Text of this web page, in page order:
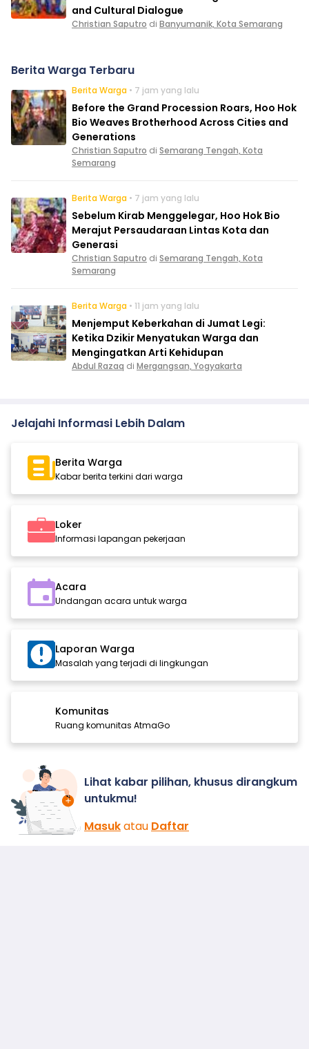
and Cultural Dialogue
Christian Saputro di Banyumanik, Kota Semarang
Berita Warga Terbaru
Berita Warga • 7 jam yang lalu
Before the Grand Procession Roars, Hoo Hok
Bio Weaves Brotherhood Across Cities and
Generations
Christian Saputro di Semarang Tengah, Kota
Semarang
Berita Warga • 7 jam yang lalu
Sebelum Kirab Menggelegar, Hoo Hok Bio
Merajut Persaudaraan Lintas Kota dan
Generasi
Christian Saputro di Semarang Tengah, Kota
Semarang
Berita Warga • 11 jam yang lalu
Menjemput Keberkahan di Jumat Legi:
Ketika Dzikir Menyatukan Warga dan
Mengingatkan Arti Kehidupan
Abdul Razaq di Mergangsan, Yogyakarta
Jelajahi Informasi Lebih Dalam
Berita Warga
Kabar berita terkini dari warga
Loker
Informasi lapangan pekerjaan
Acara
Undangan acara untuk warga
Laporan Warga
Masalah yang terjadi di lingkungan
Komunitas
Ruang komunitas AtmaGo
Lihat kabar pilihan, khusus dirangkum
untukmu!
Masukatau Daftar